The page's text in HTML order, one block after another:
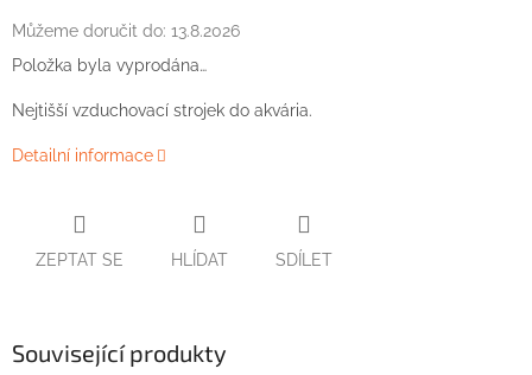
Můžeme doručit do: 13.8.2026
Položka byla vyprodána…
Nejtišší vzduchovací strojek do akvária.
Detailní informace
ZEPTAT SE HLÍDAT SDÍLET
Související produkty